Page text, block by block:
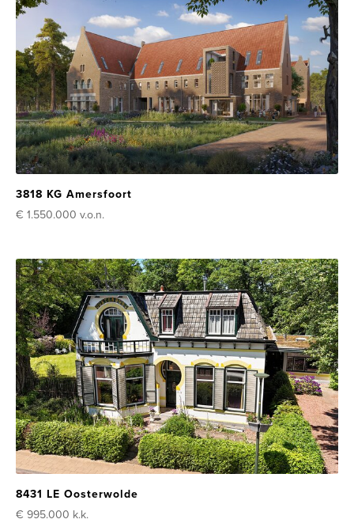
3818 KG Amersfoort
€ 1.550.000 v.o.n.
8431 LE Oosterwolde
€ 995.000 k.k.